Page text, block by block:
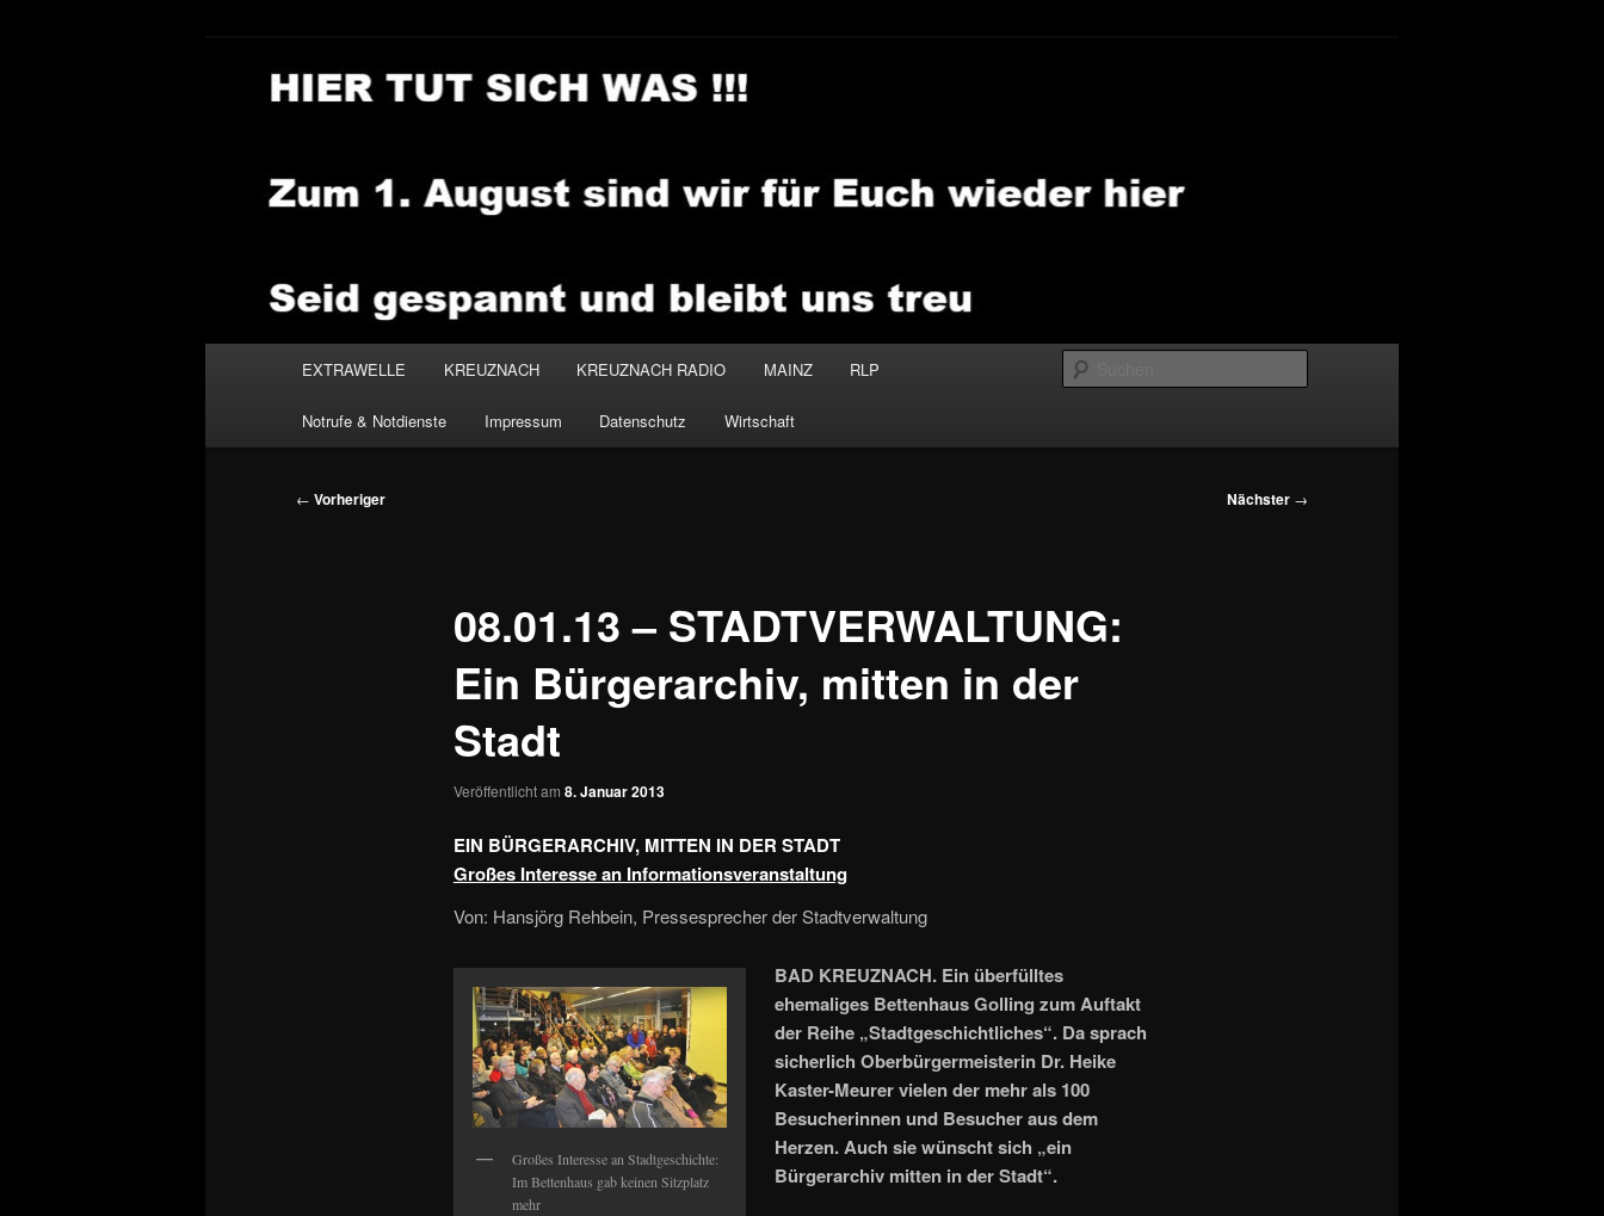
EXTRAWELLE KREUZNACH KREUZNACH RADIO MAINZ RLP
Notrufe & Notdienste Impressum Datenschutz Wirtschaft
Beitragsnavigation
← Vorheriger Nächster →
08.01.13 – STADTVERWALTUNG:
Ein Bürgerarchiv, mitten in der
Stadt
Veröffentlicht am 8. Januar 2013
EIN BÜRGERARCHIV, MITTEN IN DER STADT
Großes Interesse an Informationsveranstaltung
Von: Hansjörg Rehbein, Pressesprecher der Stadtverwaltung
Großes Interesse an Stadtgeschichte:
Im Bettenhaus gab keinen Sitzplatz
mehr
BAD KREUZNACH. Ein überfülltes
ehemaliges Bettenhaus Golling zum Auftakt
der Reihe „Stadtgeschichtliches“. Da sprach
sicherlich Oberbürgermeisterin Dr. Heike
Kaster-Meurer vielen der mehr als 100
Besucherinnen und Besucher aus dem
Herzen. Auch sie wünscht sich „ein
Bürgerarchiv mitten in der Stadt“.